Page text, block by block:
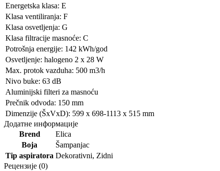
Energetska klasa: E
Klasa ventiliranja: F
Klasa osvetljenja: G
Klasa filtracije masnoće: C
Potrošnja energije: 142 kWh/god
Osvetljenje: halogeno 2 x 28 W
Max. protok vazduha: 500 m3/h
Nivo buke: 63 dB
Aluminijski filteri za masnoću
Prečnik odvoda: 150 mm
Dimenzije (ŠxVxD): 599 x 698-1113 x 515 mm
Додатне информације
Brend
Elica
Boja
Šampanjac
Tip aspiratora Dekorativni, Zidni
Рецензије (0)